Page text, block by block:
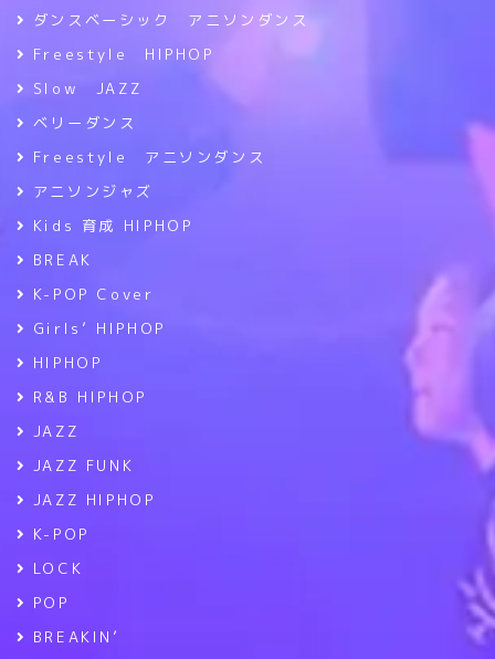
ダンスベーシック アニソンダンス
Freestyle HIPHOP
Slow JAZZ
ベリーダンス
Freestyle アニソンダンス
アニソンジャズ
Kids 育成 HIPHOP
BREAK
K-POP Cover
Girls’ HIPHOP
HIPHOP
R&B HIPHOP
JAZZ
JAZZ FUNK
JAZZ HIPHOP
K-POP
LOCK
POP
BREAKIN’